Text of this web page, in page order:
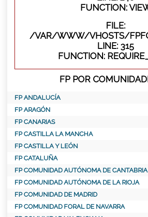
FUNCTION:
FILE:
/VAR/WWW/VHOSTS/
LINE: 315
FUNCTION:
FP POR
FP ANDALUCÍA
FP ARAGÓN
FP CANARIAS
FP CASTILLA LA MANCHA
FP CASTILLA Y LEÓN
FP CATALUÑA
FP COMUNIDAD AUTÓNOMA DE CANTABRIA
FP COMUNIDAD AUTÓNOMA DE LA RIOJA
FP COMUNIDAD DE MADRID
FP COMUNIDAD FORAL DE NAVARRA